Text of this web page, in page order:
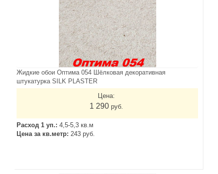
Жидкие обои Оптима 054 Шёлковая декоративная
штукатурка SILK PLASTER
Цена:
1 290 руб.
Расход 1 уп.: 4,5-5,3 кв.м
Цена за кв.метр: 243 руб.